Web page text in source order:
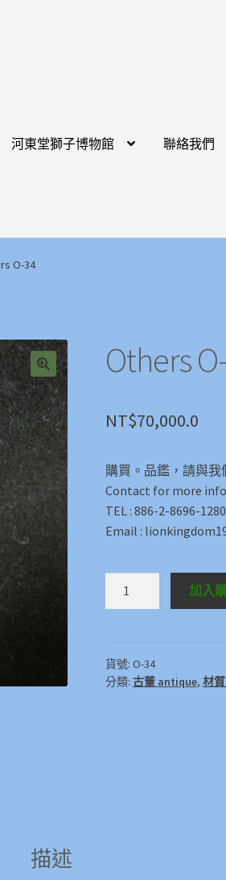
河東堂獅子博物館 聯絡我們
O-34
🔍
Others
NT$70,000.0
購買。品鑑，請與我
Contact for more
TEL : 886-2-8696-1280
Email :
量
加入
貨號: O-34
分類: 古董 antique, 材
描述